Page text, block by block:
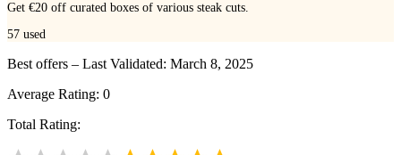
Get €20 off curated boxes of various steak cuts.
57 used
Best offers – Last Validated: March 8, 2025
Average Rating: 0
Total Rating: